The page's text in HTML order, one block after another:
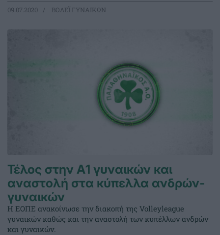
09.07.2020 ΒΟΛΕΪ ΓΥΝΑΙΚΩΝ
Τέλος στην Α1 γυναικών και
αναστολή στα κύπελλα ανδρών-
γυναικών
Η ΕΟΠΕ ανακοίνωσε την διακοπή της Volleyleague
γυναικών καθώς και την αναστολή των κυπέλλων ανδρών
και γυναικών.